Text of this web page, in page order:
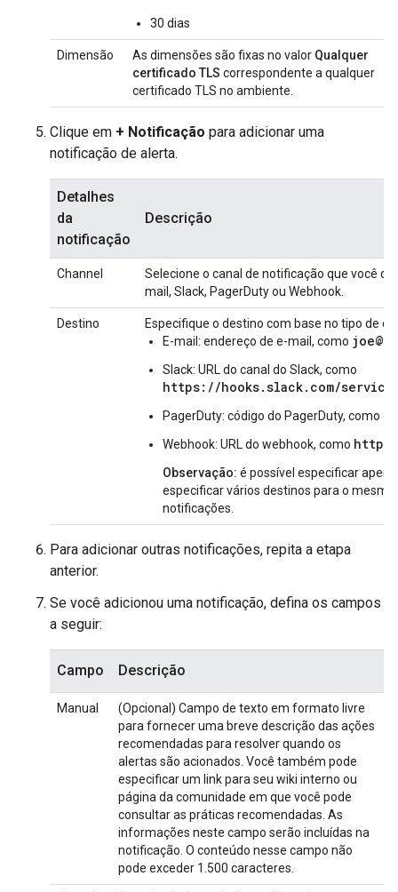
30 dias
Dimensão As dimensões são fixas no valor Qualquer
certificado TLS correspondente a qualquer
certificado TLS no ambiente.
Clique em + Notificação para adicionar uma
notificação de alerta.
Detalhes
da
notificação
Descrição
Channel
Selecione o canal de notificação que você
mail, Slack, PagerDuty ou Webhook.
Destino
Especifique o destino com base no tipo de
E-mail: endereço de e-mail, como
Slack: URL do canal do Slack, como
https://hooks.slack.com/services/
PagerDuty: código do PagerDuty, como o
Webhook: URL do webhook, como
Observação: é possível especificar
especificar vários destinos para o
notificações.
Para adicionar outras notificações, repita a etapa
anterior.
Se você adicionou uma notificação, defina os campos
a seguir:
Campo Descrição
Manual
(Opcional) Campo de texto em formato livre
para fornecer uma breve descrição das ações
recomendadas para resolver quando os
alertas são acionados. Você também pode
especificar um link para seu wiki interno ou
página da comunidade em que você pode
consultar as práticas recomendadas. As
informações neste campo serão incluídas na
notificação. O conteúdo nesse campo não
pode exceder 1.500 caracteres.